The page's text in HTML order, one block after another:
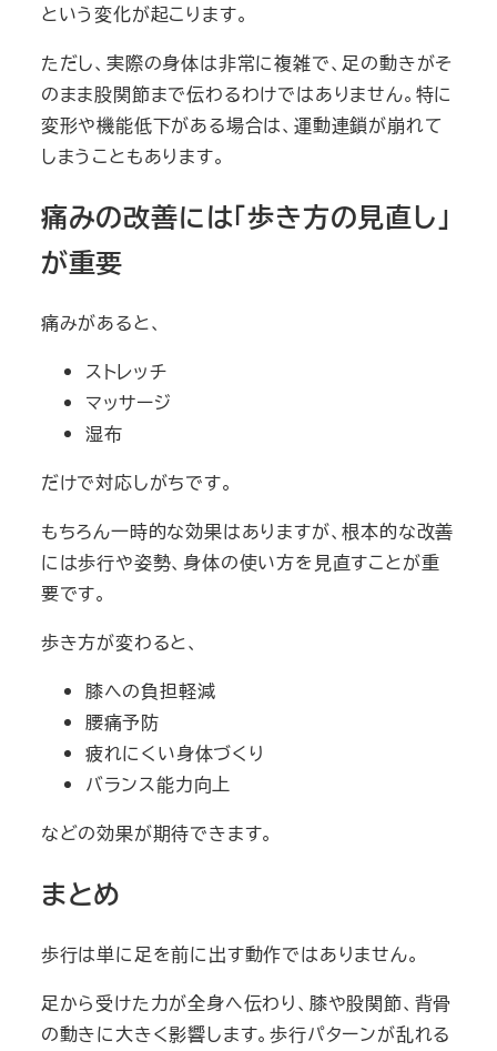
という変化が起こります。
ただし、実際の身体は非常に複雑で、足の動きがそ
のまま股関節まで伝わるわけではありません。特に
変形や機能低下がある場合は、運動連鎖が崩れて
しまうこともあります。
痛みの改善には「歩き方の見直し」
が重要
痛みがあると、
ストレッチ
マッサージ
湿布
だけで対応しがちです。
もちろん一時的な効果はありますが、根本的な改善
には歩行や姿勢、身体の使い方を見直すことが重
要です。
歩き方が変わると、
膝への負担軽減
腰痛予防
疲れにくい身体づくり
バランス能力向上
などの効果が期待できます。
まとめ
歩行は単に足を前に出す動作ではありません。
足から受けた力が全身へ伝わり、膝や股関節、背骨
の動きに大きく影響します。歩行パターンが乱れる